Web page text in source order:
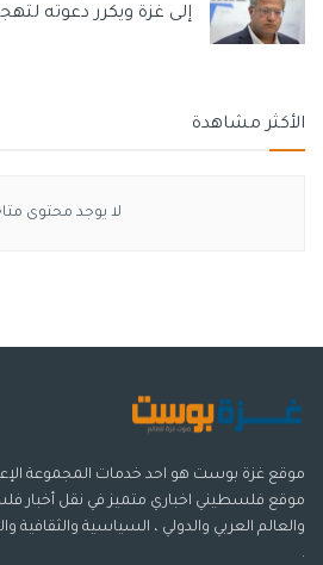
إلى غزة ويكرر دعوته
الأكثر مشاهدة
لا يوجد محتوى
موقع فلسطيني اخباري متميز في نقل أخبار
والعالم العربي والدولي ، السياسية والثقافية
.